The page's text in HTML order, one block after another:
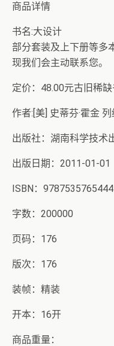
商品详情
书名:大设计
部分套装及上下册等多
现我们会主动联系您。
定价：48.00元古旧稀
作者:[美] 史蒂芬·霍金
出版社：湖南科学技术
出版日期：2011-01-01
ISBN：9787535765444
字数：200000
页码：176
版次：176
装帧：精装
开本：16开
商品重量：